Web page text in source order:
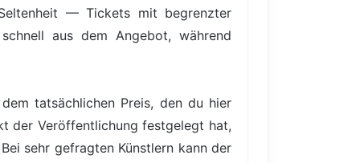
— Tickets mit begrenzter
aus dem Angebot, während
tatsächlichen Preis, den du hier
der Veröffentlichung festgelegt hat,
sehr gefragten Künstlern kann der